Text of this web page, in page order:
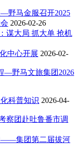
野马金服召开2025
2026-02-26
谋大局 抓大单 抢机
中心开展 2026-02-
—野马文旅集团2026
科普知识 2026-04-
察团赴吐鲁番市调
——集团第二届拔河